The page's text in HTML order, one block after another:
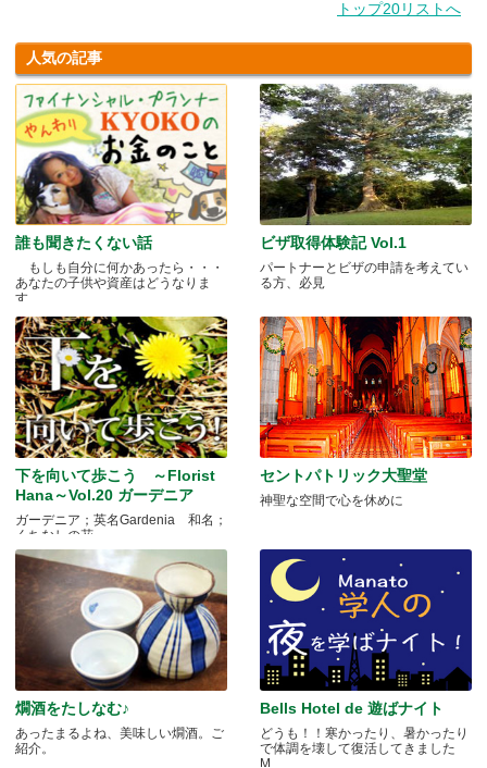
トップ20リストへ
人気の記事
誰も聞きたくない話
もしも自分に何かあったら・・・
あなたの子供や資産はどうなりま
す.....
ビザ取得体験記 Vol.1
パートナーとビザの申請を考えてい
る方、必見
下を向いて歩こう ～Florist
Hana～Vol.20 ガーデニア
ガーデニア；英名Gardenia 和名；
くちなしの花 .....
セントパトリック大聖堂
神聖な空間で心を休めに
燗酒をたしなむ♪
あったまるよね、美味しい燗酒。ご
紹介。
Bells Hotel de 遊ばナイト
どうも！！寒かったり、暑かったり
で体調を壊して復活してきました
M.....